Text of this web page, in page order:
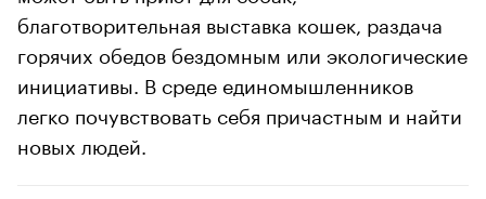
благотворительная выставка кошек, раздача
горячих обедов бездомным или экологические
инициативы. В среде единомышленников
легко почувствовать себя причастным и найти
новых людей.